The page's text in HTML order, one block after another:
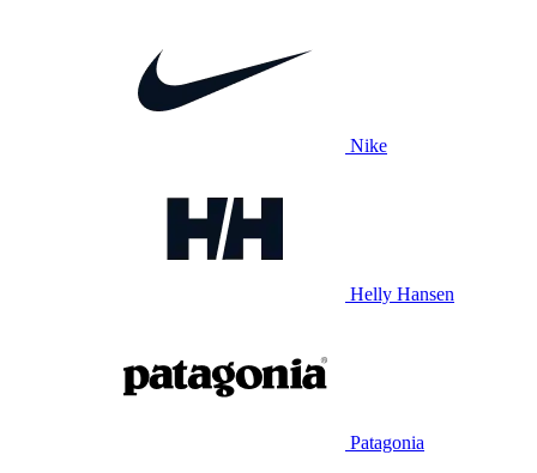
Nike
Helly Hansen
Patagonia